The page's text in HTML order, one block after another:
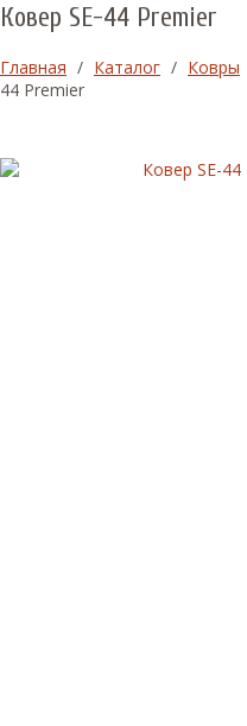
Ковер SE-44 Premier
Главная / Каталог / Ковры
44 Premier